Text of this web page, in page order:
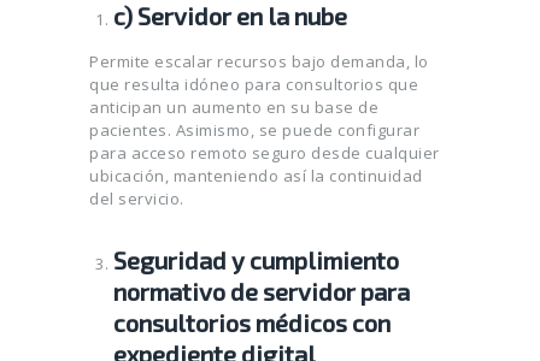
c) Servidor en la nube
Permite escalar recursos bajo demanda, lo
que resulta idóneo para consultorios que
anticipan un aumento en su base de
pacientes. Asimismo, se puede configurar
para acceso remoto seguro desde cualquier
ubicación, manteniendo así la continuidad
del servicio.
Seguridad y cumplimiento
normativo de servidor para
consultorios médicos con
expediente digital